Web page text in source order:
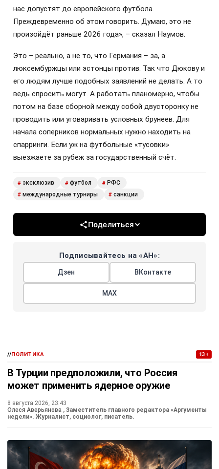
нас допустят до европейского футбола.
Преждевременно об этом говорить. Думаю, это не
произойдёт раньше 2026 года», – сказал Наумов.
Это – реально, а не то, что Германия – за, а
люксембуржцы или эстонцы против. Так что Дюкову и
его людям лучше подобных заявлений не делать. А то
ведь спросить могут. А работать планомерно, чтобы
потом на базе сборной между собой двусторонку не
проводить или уговаривать условных брунеев. Для
начала соперников нормальных нужно находить на
спарринги. Если уж на футбольные «тусовки»
выезжаете за рубеж за государственный счёт.
# эксклюзив # футбол # РФС
# международные турниры # санкции
Поделиться
Подписывайтесь на «АН»:
Дзен ВКонтакте
МАХ
//ПОЛИТИКА 13+
В Турции предположили, что Россия
может применить ядерное оружие
8 августа 2026, 23:43
Олеся Аверьянова , Заместитель главного редактора «Аргументы
недели». Журналист, социолог, писатель.